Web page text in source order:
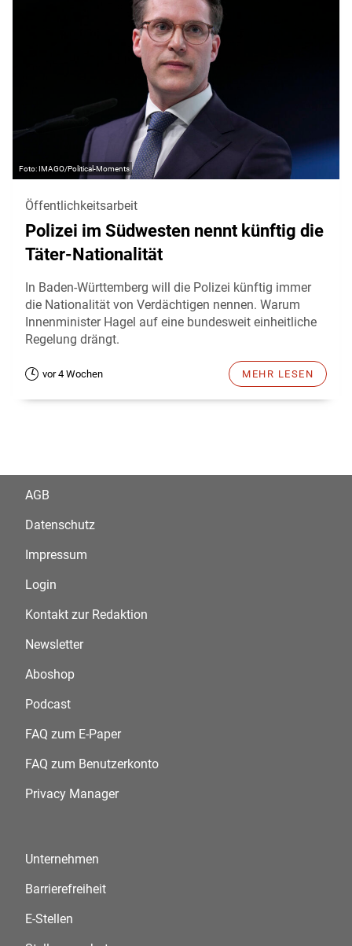
IMAGO/Political-Moments
Öffentlichkeitsarbeit
Polizei im Südwesten nennt künftig die
Täter-Nationalität
In Baden-Württemberg will die Polizei künftig immer
die Nationalität von Verdächtigen nennen. Warum
Innenminister Hagel auf eine bundesweit einheitliche
Regelung drängt.
vor 4 Wochen MEHR LESEN
AGB
Datenschutz
Impressum
Login
Kontakt zur Redaktion
Newsletter
Aboshop
Podcast
FAQ zum E-Paper
FAQ zum Benutzerkonto
Privacy Manager
Unternehmen
Barrierefreiheit
E-Stellen